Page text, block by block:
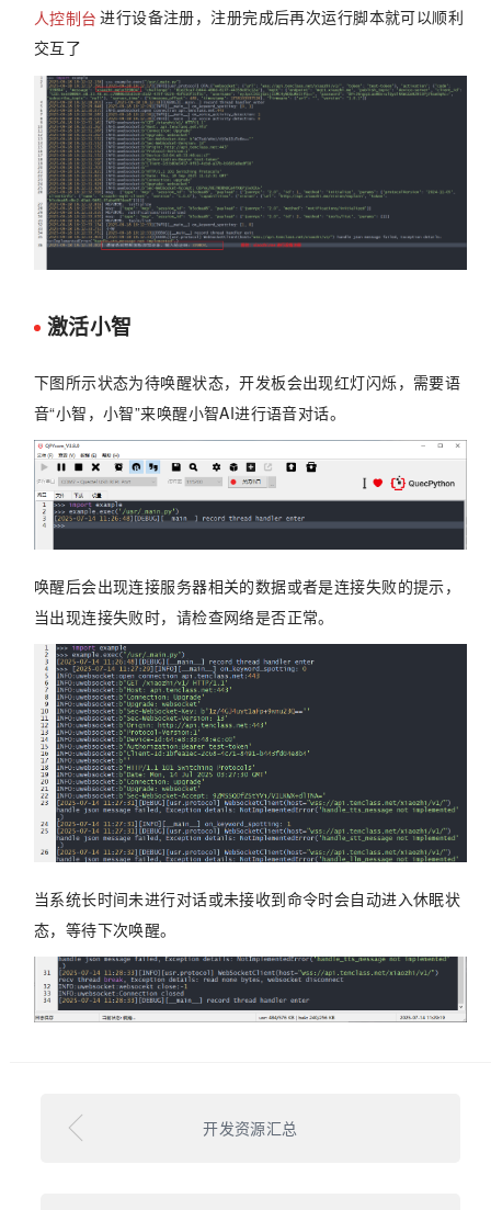
人控制台 进行设备注册，注册完成后再次运行脚本就可以顺利
交互了
激活小智
下图所示状态为待唤醒状态，开发板会出现红灯闪烁，需要语
音“小智，小智”来唤醒小智AI进行语音对话。
唤醒后会出现连接服务器相关的数据或者是连接失败的提示，
当出现连接失败时，请检查网络是否正常。
当系统长时间未进行对话或未接收到命令时会自动进入休眠状
态，等待下次唤醒。
开发资源汇总